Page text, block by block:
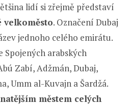
lidí si zřejmě představí
velkoměsto. Označení Dubaj
jednoho celého emirátu.
arabských
Zabí, Adžmán, Dubaj,
Umm al-Kuvajn a Šardžá.
městem celých